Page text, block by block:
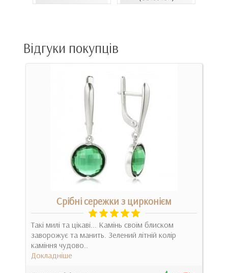
Відгуки покупців
Срібні сережки з цирконієм
Такі милі та цікаві... Камінь своїм блиском
заворожує та манить. Зелений літній колір
каміння чудово..
Докладніше